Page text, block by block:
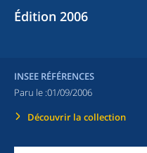
Édition 2006
INSEE RÉFÉRENCES
Paru le :01/09/2006
Découvrir la collection